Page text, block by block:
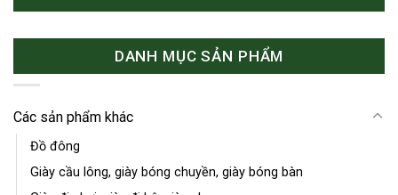
DANH MỤC SẢN PHẨM
Các sản phẩm khác
Đồ đông
Giày cầu lông, giày bóng chuyền, giày bóng bàn